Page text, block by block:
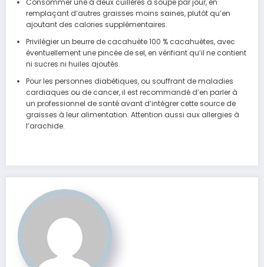
Consommer une à deux cuillères à soupe par jour, en
remplaçant d’autres graisses moins saines, plutôt qu’en
ajoutant des calories supplémentaires.
Privilégier un beurre de cacahuète 100 % cacahuètes, avec
éventuellement une pincée de sel, en vérifiant qu’il ne contient
ni sucres ni huiles ajoutés.
Pour les personnes diabétiques, ou souffrant de maladies
cardiaques ou de cancer, il est recommandé d’en parler à
un professionnel de santé avant d’intégrer cette source de
graisses à leur alimentation. Attention aussi aux allergies à
l’arachide.